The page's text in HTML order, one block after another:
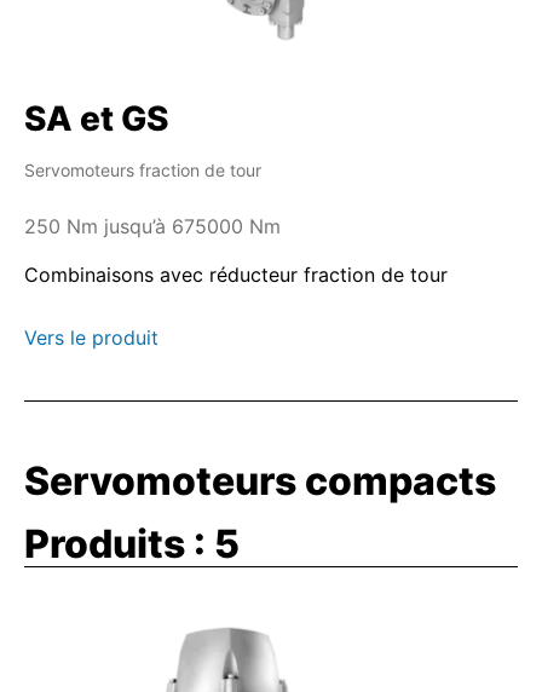
SA et GS
Servomoteurs fraction de tour
250 Nm jusqu’à 675000 Nm
Combinaisons avec réducteur fraction de tour
Vers le produit
Servomoteurs compacts
Produits : 5